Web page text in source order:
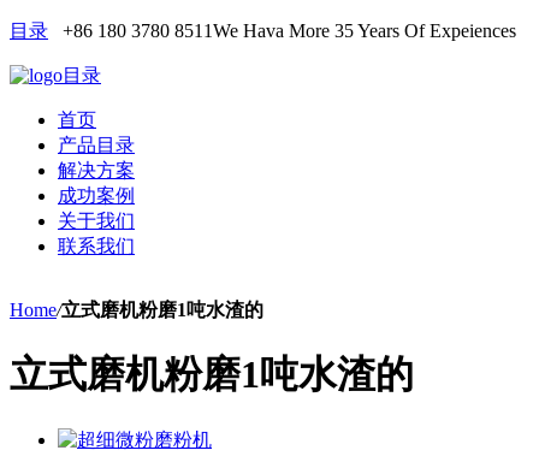
目录 +86 180 3780 8511We Hava More 35 Years Of Expeiences
目录
首页
产品目录
解决方案
成功案例
关于我们
联系我们
Home/立式磨机粉磨1吨水渣的
立式磨机粉磨1吨水渣的